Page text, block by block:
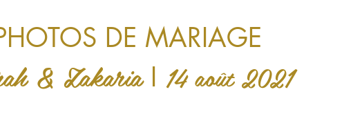
DE MARIAGE
& Zakaria I 14 août 2021